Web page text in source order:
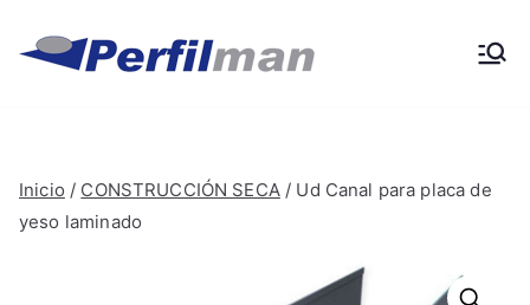
contenido
Perfilma
Materiales de obra y
Inicio / CONSTRUCCIÓN SECA/ Ud Canal para placa de
yeso laminado